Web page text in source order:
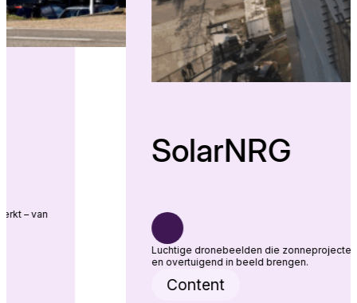
merk versterkt – van
Luchtige dronebeelden
en overtuigend in beeld